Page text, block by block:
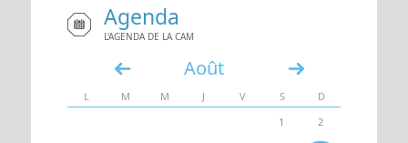
UN ACCÈS
Agenda
L'AGENDA DE LA CAM
Août
« »
L M M J V S
D
1
2